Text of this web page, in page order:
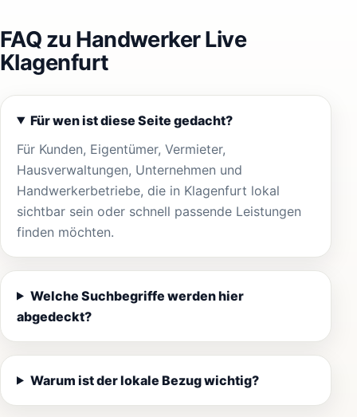
FAQ zu Handwerker Live
Klagenfurt
Für wen ist diese Seite gedacht?
Für Kunden, Eigentümer, Vermieter,
Hausverwaltungen, Unternehmen und
Handwerkerbetriebe, die in Klagenfurt lokal
sichtbar sein oder schnell passende Leistungen
finden möchten.
Welche Suchbegriffe werden hier
abgedeckt?
Warum ist der lokale Bezug wichtig?